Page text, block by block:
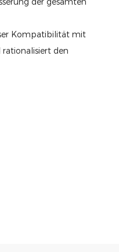
Kompatibilität mit
den